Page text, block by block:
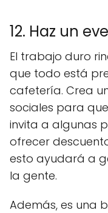
12. Haz un
El trabajo duro
que todo está
cafetería. Crea
sociales para
invita a algunas
ofrecer
esto ayudará a
la gente.
Además, es una